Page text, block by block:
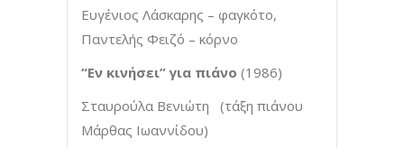
Ευγένιος Λάσκαρης – φαγκότο,
Παντελής Φειζό – κόρνο
“Εν κινήσει” για πιάνο (1986)
Σταυρούλα Βενιώτη (τάξη πιάνου
Μάρθας Ιωαννίδου)